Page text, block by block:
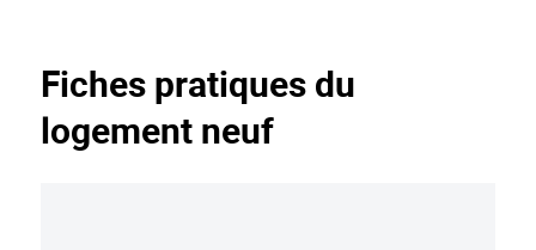
Fiches pratiques du
logement neuf